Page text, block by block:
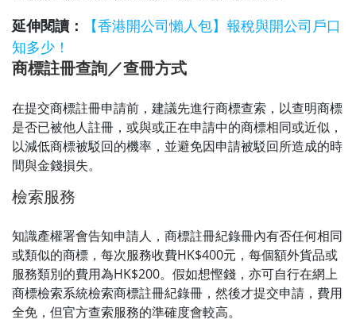
延伸閱讀：
【香港開公司懶人包】報稅與開公司戶口
知多少！
商標註冊查詢／查冊方式
在提交商標註冊申請前，建議先進行商標查索，以查明商標
是否已被他人註冊，或與或正在申請中的商標相同或近似，
以減低商標被駁回的機率，並避免因申請被駁回所造成的時
間與金錢損失。
檢索服務
知識產權署會告知申請人，商標註冊紀錄冊內有否任何相同
或類似的商標，每次服務收費HK$400元，每個額外貨品或
服務類別的費用為HK$200。假如想慳錢，亦可自行在網上
商標檢索系統檢索商標註冊紀錄冊，然後才提交申請，費用
全免，但官方查索服務的準確度會較高。